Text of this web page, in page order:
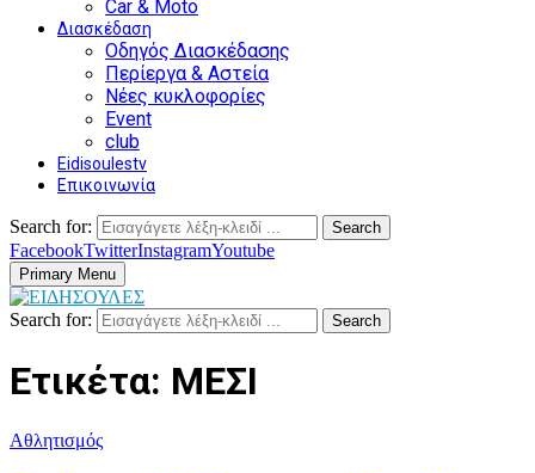
Car & Moto
Διασκέδαση
Οδηγός Διασκέδασης
Περίεργα & Αστεία
Νέες κυκλοφορίες
Event
club
Eidisoulestv
Επικοινωνία
Search for: Search
FacebookTwitterInstagramYoutube
Primary Menu
Search for: Search
Ετικέτα: ΜΕΣΙ
Αθλητισμός